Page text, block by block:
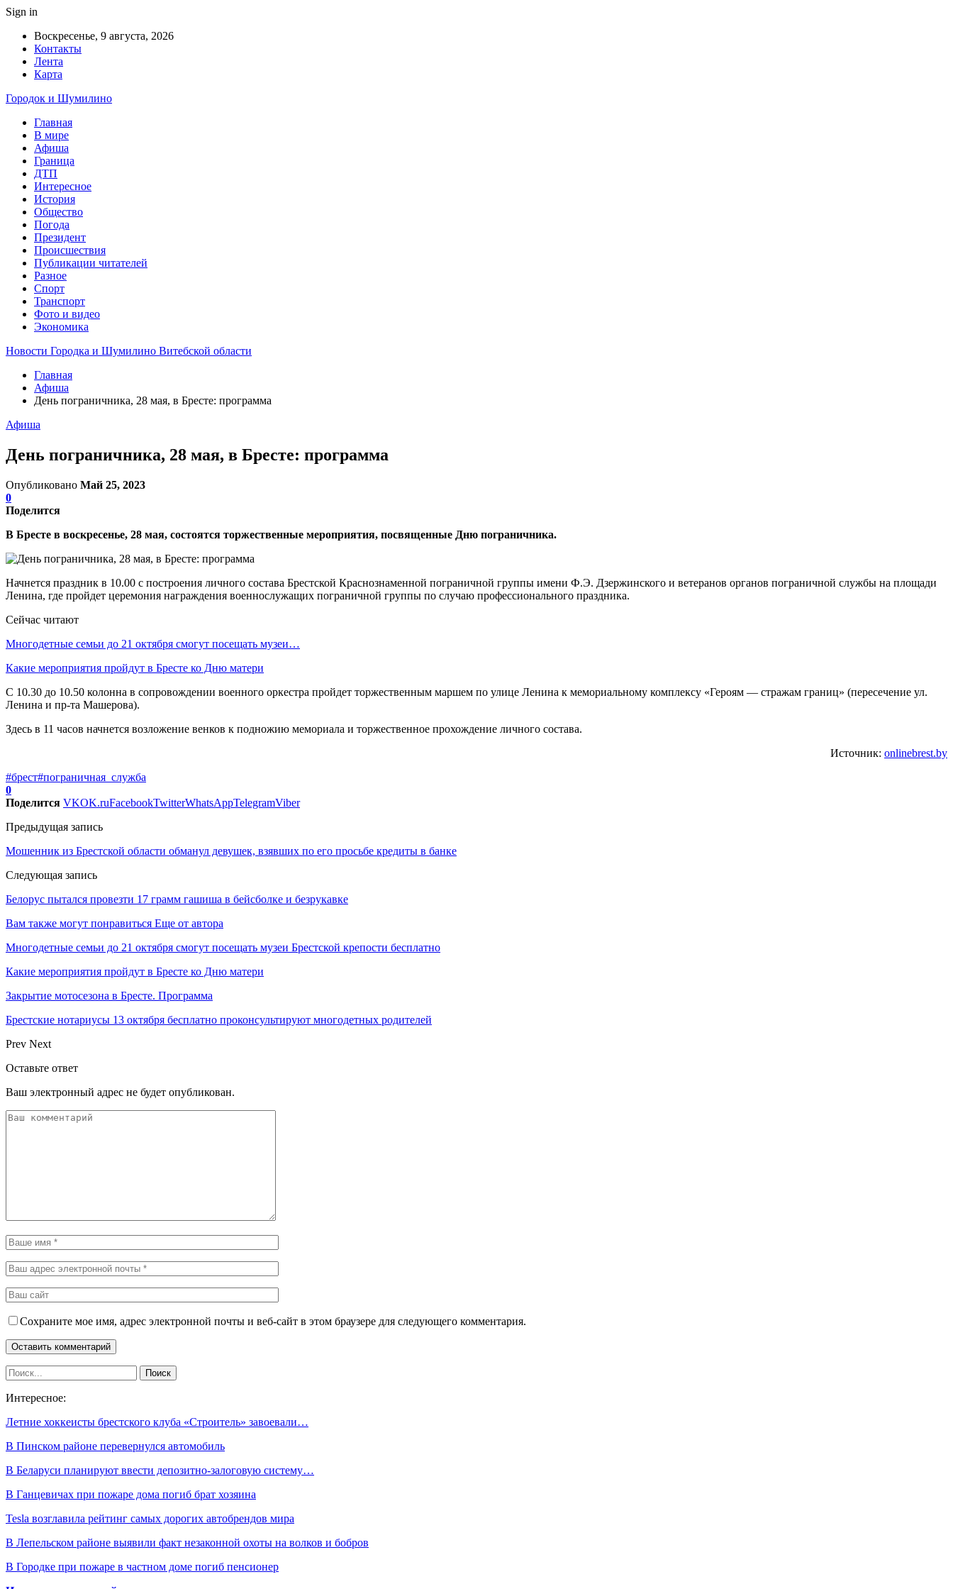
Sign in
Воскресенье, 9 августа, 2026
Контакты
Лента
Карта
Городок и Шумилино
Главная
В мире
Афиша
Граница
ДТП
Интересное
История
Общество
Погода
Президент
Происшествия
Публикации читателей
Разное
Спорт
Транспорт
Фото и видео
Экономика
Новости Городка и Шумилино Витебской области
Главная
Афиша
День пограничника, 28 мая, в Бресте: программа
Афиша
День пограничника, 28 мая, в Бресте: программа
Опубликовано Май 25, 2023
0
Поделится
В Бресте в воскресенье, 28 мая, состоятся торжественные мероприятия, посвященные Дню пограничника.
Начнется праздник в 10.00 с построения личного состава Брестской Краснознаменной пограничной группы имени Ф.Э. Дзержинского и ветеранов органов пограничной службы на площади
Ленина, где пройдет церемония награждения военнослужащих пограничной группы по случаю профессионального праздника.
Сейчас читают
Многодетные семьи до 21 октября смогут посещать музеи…
Какие мероприятия пройдут в Бресте ко Дню матери
С 10.30 до 10.50 колонна в сопровождении военного оркестра пройдет торжественным маршем по улице Ленина к мемориальному комплексу «Героям — стражам границ» (пересечение ул.
Ленина и пр-та Машерова).
Здесь в 11 часов начнется возложение венков к подножию мемориала и торжественное прохождение личного состава.
Источник: onlinebrest.by
#брест#пограничная_служба
0
Поделится VKOK.ruFacebookTwitterWhatsAppTelegramViber
Предыдущая запись
Мошенник из Брестской области обманул девушек, взявших по его просьбе кредиты в банке
Следующая запись
Белорус пытался провезти 17 грамм гашиша в бейсболке и безрукавке
Вам также могут понравиться Еще от автора
Многодетные семьи до 21 октября смогут посещать музеи Брестской крепости бесплатно
Какие мероприятия пройдут в Бресте ко Дню матери
Закрытие мотосезона в Бресте. Программа
Брестские нотариусы 13 октября бесплатно проконсультируют многодетных родителей
Prev Next
Оставьте ответ
Ваш электронный адрес не будет опубликован.
Сохраните мое имя, адрес электронной почты и веб-сайт в этом браузере для следующего комментария.
Интересное:
Летние хоккеисты брестского клуба «Строитель» завоевали…
В Пинском районе перевернулся автомобиль
В Беларуси планируют ввести депозитно-залоговую систему…
В Ганцевичах при пожаре дома погиб брат хозяина
Tesla возглавила рейтинг самых дорогих автобрендов мира
В Лепельском районе выявили факт незаконной охоты на волков и бобров
В Городке при пожаре в частном доме погиб пенсионер